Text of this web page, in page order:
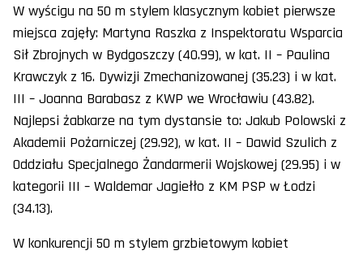
W wyścigu na 50 m stylem klasycznym kobiet pierwsze
miejsca zajęły: Martyna Raszka z Inspektoratu Wsparcia
Sił Zbrojnych w Bydgoszczy (40.99), w kat. II – Paulina
Krawczyk z 16. Dywizji Zmechanizowanej (35.23) i w kat.
III – Joanna Barabasz z KWP we Wrocławiu (43.82).
Najlepsi żabkarze na tym dystansie to: Jakub Polowski z
Akademii Pożarniczej (29.92), w kat. II – Dawid Szulich z
Oddziału Specjalnego Żandarmerii Wojskowej (29.95) i w
kategorii III – Waldemar Jagiełło z KM PSP w Łodzi
(34.13).
W konkurencji 50 m stylem grzbietowym kobiet